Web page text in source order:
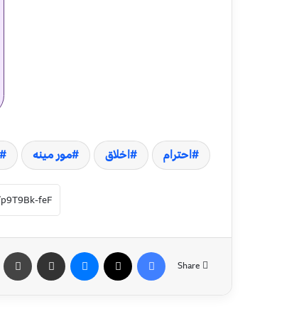
احترام اخلاق مور مینه
Share